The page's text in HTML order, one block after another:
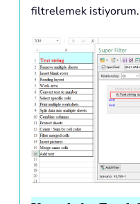
filtrelemek istiyorum.